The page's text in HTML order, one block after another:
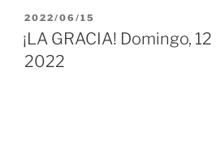
PUBLICADO
EL
2022/06/15
¡LA GRACIA! Domingo,
2022